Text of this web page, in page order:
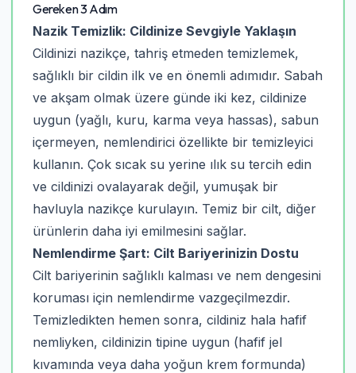
Gereken 3 Adım
Nazik Temizlik: Cildinize Sevgiyle Yaklaşın
Cildinizi nazikçe, tahriş etmeden temizlemek,
sağlıklı bir cildin ilk ve en önemli adımıdır. Sabah
ve akşam olmak üzere günde iki kez, cildinize
uygun (yağlı, kuru, karma veya hassas), sabun
içermeyen, nemlendirici özellikte bir temizleyici
kullanın. Çok sıcak su yerine ılık su tercih edin
ve cildinizi ovalayarak değil, yumuşak bir
havluyla nazikçe kurulayın. Temiz bir cilt, diğer
ürünlerin daha iyi emilmesini sağlar.
Nemlendirme Şart: Cilt Bariyerinizin Dostu
Cilt bariyerinin sağlıklı kalması ve nem dengesini
koruması için nemlendirme vazgeçilmezdir.
Temizledikten hemen sonra, cildiniz hala hafif
nemliyken, cildinizin tipine uygun (hafif jel
kıvamında veya daha yoğun krem formunda)